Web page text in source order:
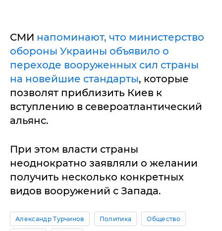
СМИ напоминают, что министерство
обороны Украины объявило о
переходе вооруженных сил страны
на новейшие стандарты, которые
позволят приблизить Киев к
вступлению в североатлантический
альянс.
При этом власти страны
неоднократно заявляли о желании
получить несколько конкретных
видов вооружений с Запада.
Александр Турчинов Политика Общество